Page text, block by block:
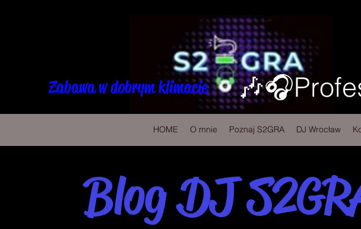
Zabawa w dobrym klimacie
HOME O mnie Poznaj S2GRA DJ Wrocław
Blog DJ